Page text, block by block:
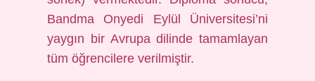
Bandma Onyedi Eylül Üniversitesi’ni
yaygın bir Avrupa dilinde tamamlayan
tüm öğrencilere verilmiştir.